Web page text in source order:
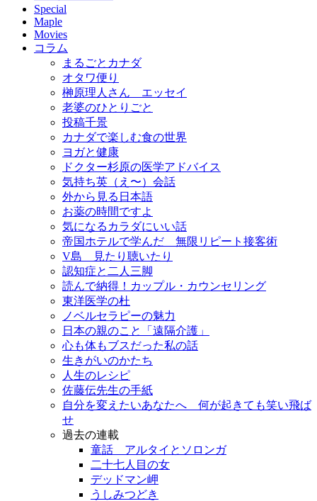
Special
Maple
Movies
コラム
まるごとカナダ
オタワ便り
榊原理人さん エッセイ
老婆のひとりごと
投稿千景
カナダで楽しむ食の世界
ヨガと健康
ドクター杉原の医学アドバイス
気持ち英（え〜）会話
外から見る日本語
お薬の時間ですよ
気になるカラダにいい話
帝国ホテルで学んだ 無限リピート接客術
V島 見たり聴いたり
認知症と二人三脚
読んで納得！カップル・カウンセリング
東洋医学の杜
ノベルセラピーの魅力
日本の親のこと「遠隔介護」
心も体もブスだった私の話
生きがいのかたち
人生のレシピ
佐藤伝先生の手紙
自分を変えたいあなたへ 何が起きても笑い飛ば
せ
過去の連載
童話 アルタイとソロンガ
二十七人目の女
デッドマン岬
うしみつどき